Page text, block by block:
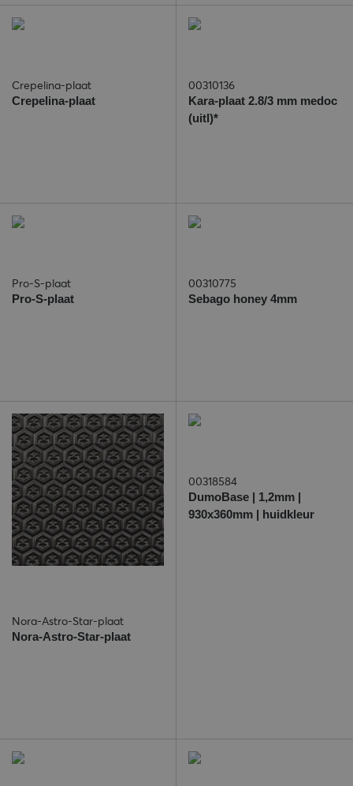
Crepelina-plaat
Crepelina-plaat
00310136
Kara-plaat 2.8/3 mm medoc
(uitl)*
Pro-S-plaat
Pro-S-plaat
00310775
Sebago honey 4mm
Nora-Astro-Star-plaat
Nora-Astro-Star-plaat
00318584
DumoBase | 1,2mm |
930x360mm | huidkleur